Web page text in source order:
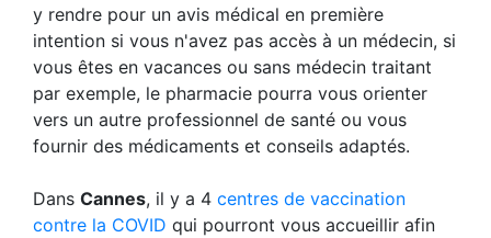
y rendre pour un avis médical en première
intention si vous n'avez pas accès à un médecin, si
vous êtes en vacances ou sans médecin traitant
par exemple, le pharmacie pourra vous orienter
vers un autre professionnel de santé ou vous
fournir des médicaments et conseils adaptés.
Dans Cannes, il y a 4 centres de vaccination
contre la COVID qui pourront vous accueillir afin